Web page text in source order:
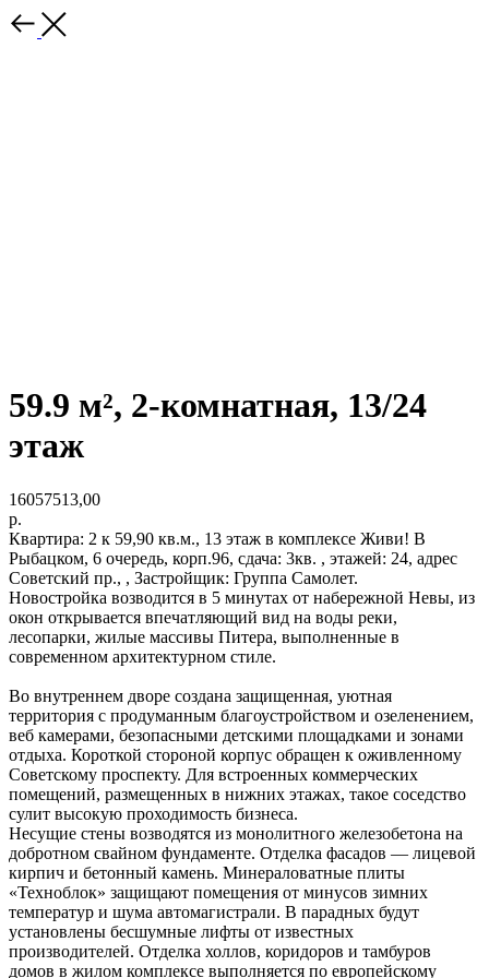
59.9 м², 2-комнатная, 13/24
этаж
16057513,00
р.
Квартира: 2 к 59,90 кв.м., 13 этаж в комплексе Живи! В
Рыбацком, 6 очередь, корп.96, сдача: 3кв. , этажей: 24, адрес
Советский пр., , Застройщик: Группа Самолет.
Новостройка возводится в 5 минутах от набережной Невы, из
окон открывается впечатляющий вид на воды реки,
лесопарки, жилые массивы Питера, выполненные в
современном архитектурном стиле.
Во внутреннем дворе создана защищенная, уютная
территория с продуманным благоустройством и озеленением,
веб камерами, безопасными детскими площадками и зонами
отдыха. Короткой стороной корпус обращен к оживленному
Советскому проспекту. Для встроенных коммерческих
помещений, размещенных в нижних этажах, такое соседство
сулит высокую проходимость бизнеса.
Несущие стены возводятся из монолитного железобетона на
добротном свайном фундаменте. Отделка фасадов — лицевой
кирпич и бетонный камень. Минераловатные плиты
«Техноблок» защищают помещения от минусов зимних
температур и шума автомагистрали. В парадных будут
установлены бесшумные лифты от известных
производителей. Отделка холлов, коридоров и тамбуров
домов в жилом комплексе выполняется по европейскому